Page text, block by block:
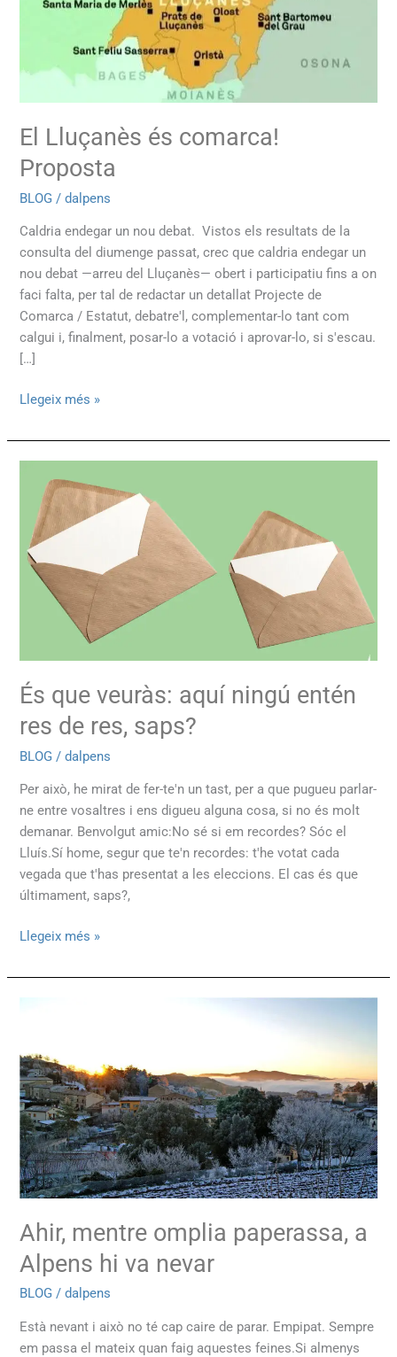
El Lluçanès és comarca!
Proposta
BLOG /dalpens
Caldria endegar un nou debat. Vistos els resultats de la
consulta del diumenge passat, crec que caldria endegar un
nou debat —arreu del ‪‎Lluçanès— obert i participatiu fins a on
faci falta, per tal de redactar un detallat Projecte de
Comarca / Estatut, debatre'l, complementar-lo tant com
calgui i, finalment, posar-lo a votació i aprovar-lo, si s'escau.‬
[…]
Llegeix més »
És que veuràs: aquí ningú entén
res de res, saps?
BLOG /dalpens
Per això, he mirat de fer-te'n un tast, per a que pugueu parlar-
ne entre vosaltres i ens digueu alguna cosa, si no és molt
demanar. Benvolgut amic:No sé si em recordes? Sóc el
Lluís.Sí home, segur que te'n recordes: t'he votat cada
vegada que t'has presentat a les eleccions. El cas és que
últimament, saps?,
veuràs:
aquí
ningú
entén
saps?
Llegeix més »
Ahir, mentre omplia paperassa, a
Alpens hi va nevar
BLOG /dalpens
Està nevant i això no té cap caire de parar. Empipat. Sempre
em passa el mateix quan faig aquestes feines.Si almenys
paperassa,
a
Alpens
hi
va
nevar